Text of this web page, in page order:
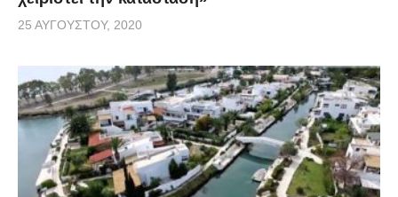
25 ΑΥΓΟΎΣΤΟΥ, 2020